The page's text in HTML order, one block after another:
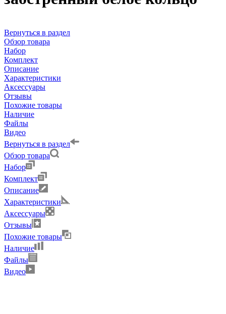
Вернуться в раздел
Обзор товара
Набор
Комплект
Описание
Характеристики
Аксессуары
Отзывы
Похожие товары
Наличие
Файлы
Видео
Вернуться в раздел
Обзор товара
Набор
Комплект
Описание
Характеристики
Аксессуары
Отзывы
Похожие товары
Наличие
Файлы
Видео